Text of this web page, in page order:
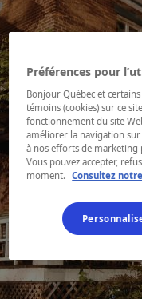
Préférences pour
Bonjour Québec et
témoins (cookies) sur ce
fonctionnement du site
améliorer la navigation
à nos efforts de
Vous pouvez accepter,
moment.
Consultez